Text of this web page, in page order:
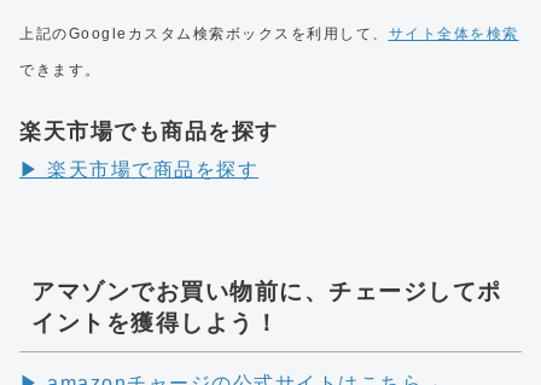
上記のGoogleカスタム検索ボックスを利用して、 サイト全体を検索
できます。
楽天市場でも商品を探す
▶︎ 楽天市場で商品を探す
アマゾンでお買い物前に、チェージしてポ
イントを獲得しよう！